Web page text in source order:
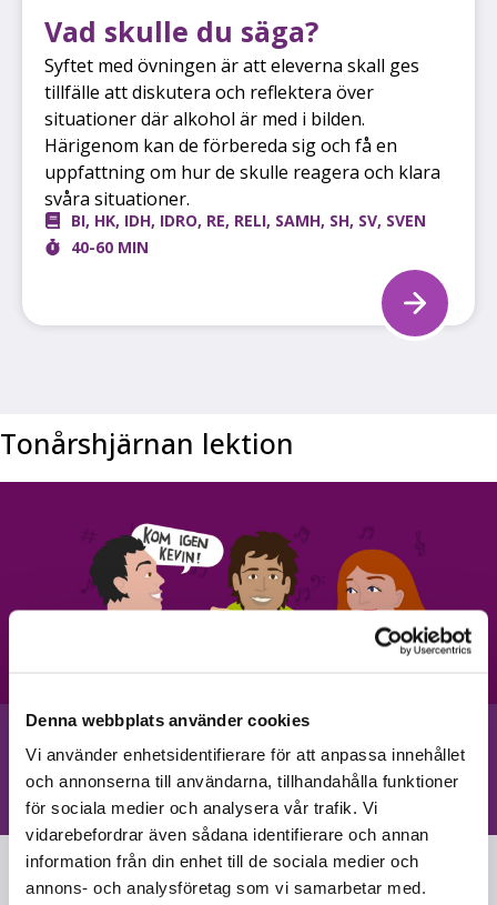
Denna webbplats använder cookies
Vi använder enhetsidentifierare för att anpassa innehållet
och annonserna till användarna, tillhandahålla funktioner
för sociala medier och analysera vår trafik. Vi
vidarebefordrar även sådana identifierare och annan
information från din enhet till de sociala medier och
annons- och analysföretag som vi samarbetar med.
Vad skulle du säga?
Syftet med övningen är att eleverna skall ges
tillfälle att diskutera och reflektera över
situationer där alkohol är med i bilden.
Härigenom kan de förbereda sig och få en
uppfattning om hur de skulle reagera och klara
svåra situationer.
BI, HK, IDH, IDRO, RE, RELI, SAMH, SH, SV, SVEN
40-60 MIN
Tonårshjärnan lektion
Lektion:Tonårshjärnan lektion